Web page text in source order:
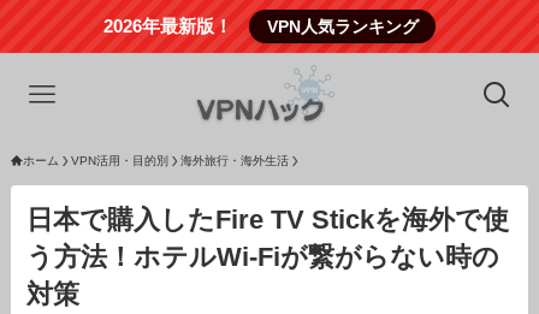
2026年最新版！ VPN人気ランキング
ホーム VPN活用・目的別 海外旅行・海外生活
日本で購入したFire TV Stickを海外で使
う方法！ホテルWi-Fiが繋がらない時の
対策